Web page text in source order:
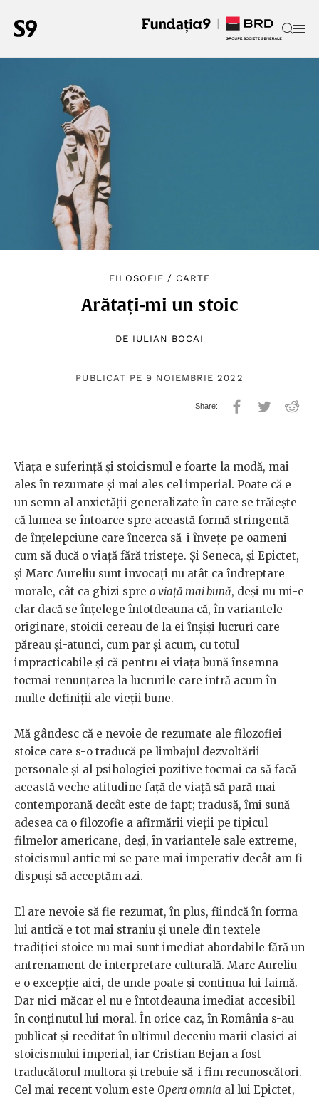
FILOSOFIE / CARTE
Arătați-mi un stoic
DE IULIAN BOCAI
PUBLICAT PE 9 NOIEMBRIE 2022
Viața e suferință și stoicismul e foarte la modă, mai
ales în rezumate și mai ales cel imperial. Poate că e
un semn al anxietății generalizate în care se trăiește
că lumea se întoarce spre această formă stringentă
de înțelepciune care încerca să-i învețe pe oameni
cum să ducă o viață fără tristețe. Și Seneca, și Epictet,
și Marc Aureliu sunt invocați nu atât ca îndreptare
morale, cât ca ghizi spre o viață mai bună, deși nu mi-e
clar dacă se înțelege întotdeauna că, în variantele
originare, stoicii cereau de la ei înșiși lucruri care
păreau și-atunci, cum par și acum, cu totul
impracticabile și că pentru ei viața bună însemna
tocmai renunțarea la lucrurile care intră acum în
multe definiții ale vieții bune.
Mă gândesc că e nevoie de rezumate ale filozofiei
stoice care s-o traducă pe limbajul dezvoltării
personale și al psihologiei pozitive tocmai ca să facă
această veche atitudine față de viață să pară mai
contemporană decât este de fapt; tradusă, îmi sună
adesea ca o filozofie a afirmării vieții pe tipicul
filmelor americane, deși, în variantele sale extreme,
stoicismul antic mi se pare mai imperativ decât am fi
dispuși să acceptăm azi.
El are nevoie să fie rezumat, în plus, fiindcă în forma
lui antică e tot mai straniu și unele din textele
tradiției stoice nu mai sunt imediat abordabile fără un
antrenament de interpretare culturală. Marc Aureliu
e o excepție aici, de unde poate și continua lui faimă.
Dar nici măcar el nu e întotdeauna imediat accesibil
în conținutul lui moral. În orice caz, în România s-au
publicat și reeditat în ultimul deceniu marii clasici ai
stoicismului imperial, iar Cristian Bejan a fost
traducătorul multora și trebuie să-i fim recunoscători.
Cel mai recent volum este Opera omnia al lui Epictet,